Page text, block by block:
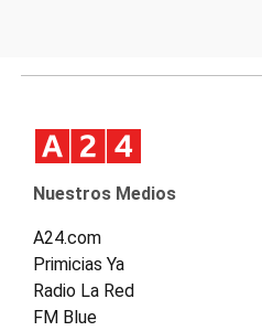
Nuestros Medios
A24.com
Primicias Ya
Radio La Red
FM Blue